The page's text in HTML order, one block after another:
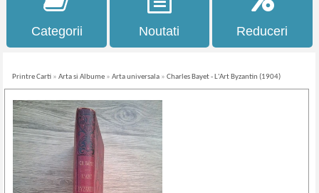
Categorii Noutati Reduceri
Printre Carti »Arta si Albume »Arta universala »Charles Bayet - L'Art Byzantin (1904)